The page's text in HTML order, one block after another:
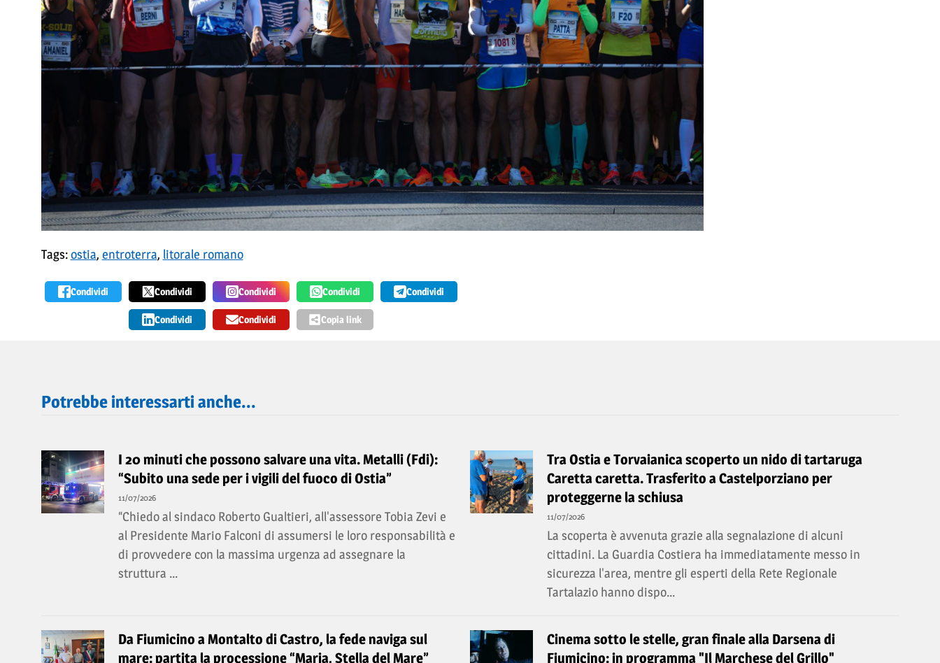
Tags:ostia, entroterra, litorale romano
Condividi Condividi Condividi Condividi Condividi
Condividi Condividi Copia link
Potrebbe interessarti anche...
I 20 minuti che possono salvare una vita. Metalli (Fdi):
“Subito una sede per i vigili del fuoco di Ostia”
11/07/2026
“Chiedo al sindaco Roberto Gualtieri, all'assessore Tobia Zevi e
al Presidente Mario Falconi di assumersi le loro responsabilità e
di provvedere con la massima urgenza ad assegnare la
struttura ...
Tra Ostia e Torvaianica scoperto un nido di tartaruga
Caretta caretta. Trasferito a Castelporziano per
proteggerne la schiusa
11/07/2026
La scoperta è avvenuta grazie alla segnalazione di alcuni
cittadini. La Guardia Costiera ha immediatamente messo in
sicurezza l'area, mentre gli esperti della Rete Regionale
Tartalazio hanno dispo...
Da Fiumicino a Montalto di Castro, la fede naviga sul
mare: partita la processione “Maria, Stella del Mare”
Cinema sotto le stelle, gran finale alla Darsena di
Fiumicino: in programma "Il Marchese del Grillo"